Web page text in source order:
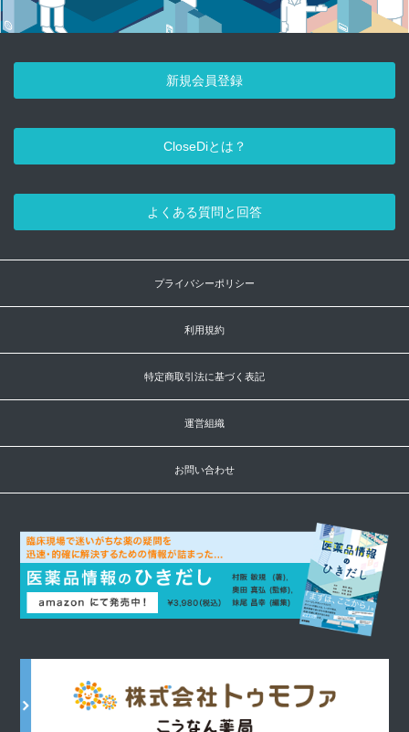
新規会員登録
CloseDiとは？
よくある質問と回答
プライバシーポリシー
利用規約
特定商取引法に基づく表記
運営組織
お問い合わせ